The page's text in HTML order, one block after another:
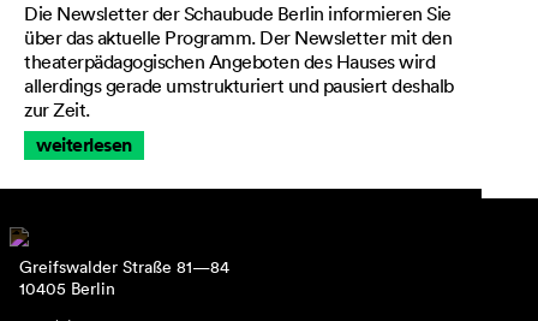
Die Newsletter der Schaubude Berlin informieren Sie
über das aktuelle Programm. Der Newsletter mit den
theaterpädagogischen Angeboten des Hauses wird
allerdings gerade umstrukturiert und pausiert deshalb
zur Zeit.
weiterlesen
Greifswalder Straße 81—84
10405 Berlin